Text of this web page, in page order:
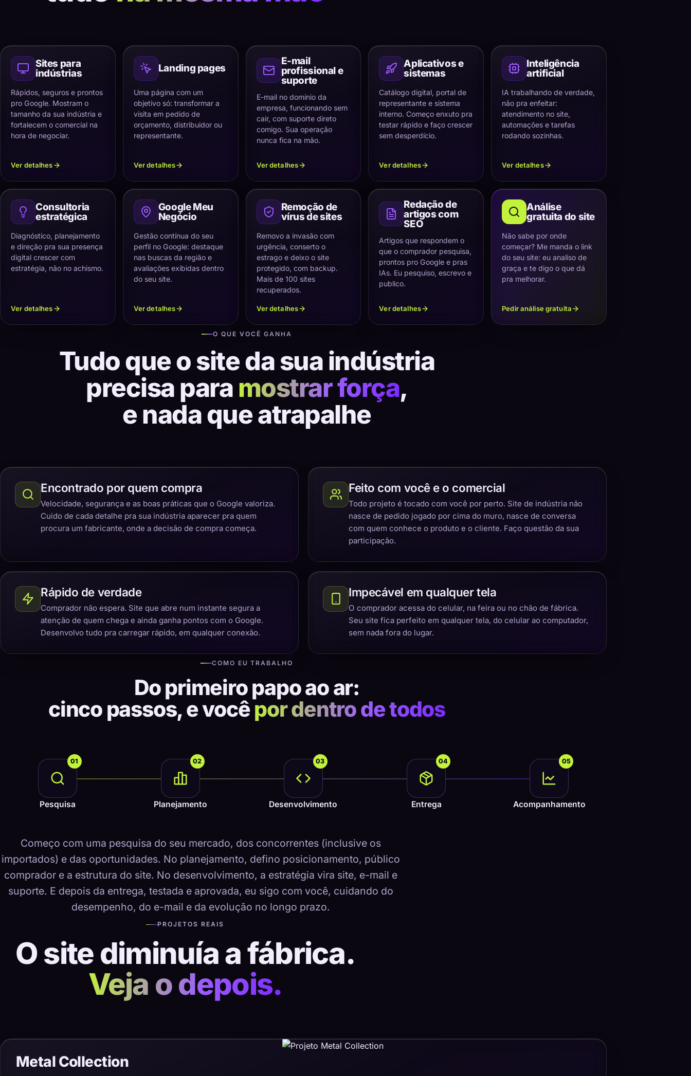
Sites para
indústrias
Rápidos, seguros e prontos
pro Google. Mostram o
tamanho da sua indústria e
fortalecem o comercial na
hora de negociar.
Ver detalhes
Landing pages
Uma página com um
objetivo só: transformar a
visita em pedido de
orçamento, distribuidor ou
representante.
Ver detalhes
E-mail
profissional e
suporte
E-mail no domínio da
empresa, funcionando sem
cair, com suporte direto
comigo. Sua operação
nunca fica na mão.
Ver detalhes
Aplicativos e
sistemas
Catálogo digital, portal de
representante e sistema
interno. Começo enxuto pra
testar rápido e faço crescer
sem desperdício.
Ver detalhes
Inteligência
artificial
IA trabalhando de verdade,
não pra enfeitar:
atendimento no site,
automações e tarefas
rodando sozinhas.
Ver detalhes
Consultoria
estratégica
Diagnóstico, planejamento
e direção pra sua presença
digital crescer com
estratégia, não no achismo.
Ver detalhes
Google Meu
Negócio
Gestão contínua do seu
perfil no Google: destaque
nas buscas da região e
avaliações exibidas dentro
do seu site.
Ver detalhes
Remoção de
vírus de sites
Removo a invasão com
urgência, conserto o
estrago e deixo o site
protegido, com backup.
Mais de 100 sites
recuperados.
Ver detalhes
Redação de
artigos com
SEO
Artigos que respondem o
que o comprador pesquisa,
prontos pro Google e pras
IAs. Eu pesquiso, escrevo e
publico.
Ver detalhes
Análise
gratuita do site
Não sabe por onde
começar? Me manda o link
do seu site: eu analiso de
graça e te digo o que dá
pra melhorar.
Pedir análise gratuita
O QUE VOCÊ GANHA
Tudo que o site da sua indústria
precisa para mostrar força,
e nada que atrapalhe
Encontrado por quem compra
Velocidade, segurança e as boas práticas que o Google valoriza.
Cuido de cada detalhe pra sua indústria aparecer pra quem
procura um fabricante, onde a decisão de compra começa.
Feito com você e o comercial
Todo projeto é tocado com você por perto. Site de indústria não
nasce de pedido jogado por cima do muro, nasce de conversa
com quem conhece o produto e o cliente. Faço questão da sua
participação.
Rápido de verdade
Comprador não espera. Site que abre num instante segura a
atenção de quem chega e ainda ganha pontos com o Google.
Desenvolvo tudo pra carregar rápido, em qualquer conexão.
Impecável em qualquer tela
O comprador acessa do celular, na feira ou no chão de fábrica.
Seu site fica perfeito em qualquer tela, do celular ao computador,
sem nada fora do lugar.
COMO EU TRABALHO
Do primeiro papo ao ar:
cinco passos, e vocêpor dentro de todos
01
Pesquisa
02
Planejamento
03
Desenvolvimento
04
Entrega
05
Acompanhamento
Começo com uma pesquisa do seu mercado, dos concorrentes (inclusive os
importados) e das oportunidades. No planejamento, defino posicionamento, público
comprador e a estrutura do site. No desenvolvimento, a estratégia vira site, e-mail e
suporte. E depois da entrega, testada e aprovada, eu sigo com você, cuidando do
desempenho, do e-mail e da evolução no longo prazo.
PROJETOS REAIS
O site diminuía a fábrica.
Veja o depois.
Metal Collection